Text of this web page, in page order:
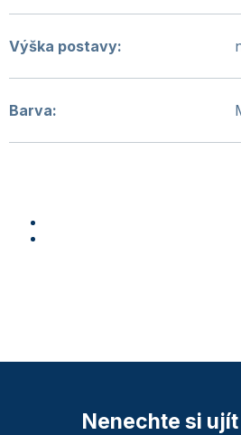
Výška postavy:
Barva:
Nenechte si